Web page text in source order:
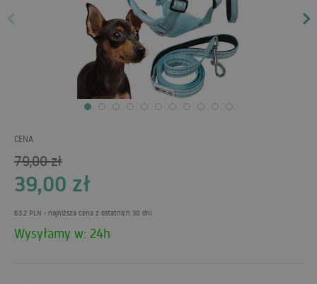
CENA
79,00zł
39,00 zł
63.2 PLN - najniższa cena z ostatnich 30 dni
Wysyłamy w: 24h